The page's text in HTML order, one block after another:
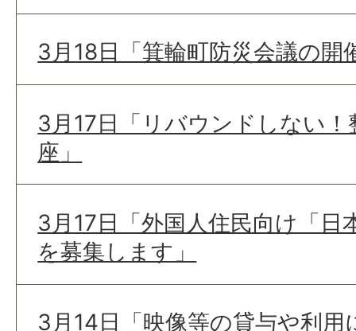
3月18日「箕輪町防災会議の開
3月17日「リバウンドしない
座」
3月17日「外国人住民向け「日
を募集します」
3月14日「映像等の貸与や利用